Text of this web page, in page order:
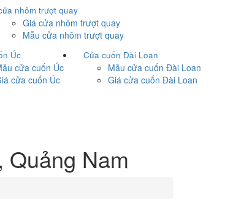
nhôm trượt quay
Giá cửa nhôm trượt quay
Mẫu cửa nhôm trượt quay
Úc
cửa cuốn Úc
cửa cuốn Úc
Cửa cuốn Đài Loan
Mẫu cửa cuốn Đài Loan
Giá cửa cuốn Đài Loan
Quảng Nam